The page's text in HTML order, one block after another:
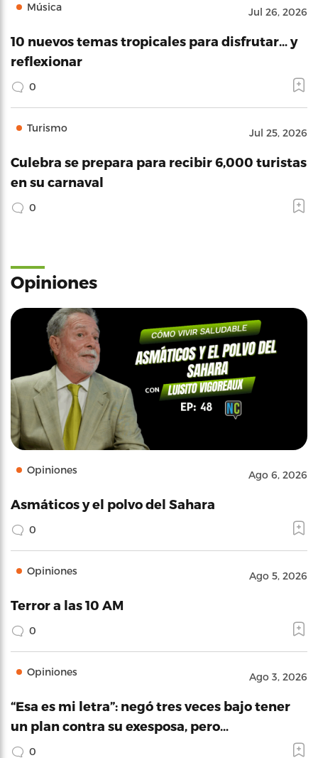
Música Jul 26, 2026
10 nuevos temas tropicales para disfrutar… y
reflexionar
0
Turismo Jul 25, 2026
Culebra se prepara para recibir 6,000 turistas
en su carnaval
0
Opiniones
Opiniones Ago 6, 2026
Asmáticos y el polvo del Sahara
0
Opiniones Ago 5, 2026
Terror a las 10 AM
0
Opiniones Ago 3, 2026
“Esa es mi letra”: negó tres veces bajo tener
un plan contra su exesposa, pero…
0